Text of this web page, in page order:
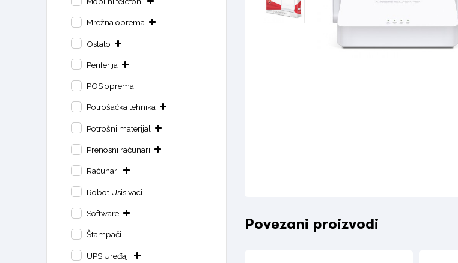
Povezani proizvodi
Mrežna oprema
Ostalo
Periferija
POS oprema
Potrošačka tehnika
Potrošni materijal
Prenosni računari
Računari
Robot Usisivaci
Software
Štampači
UPS Uređaji